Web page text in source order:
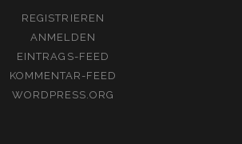
REGISTRIEREN
ANMELDEN
EINTRAGS-FEED
KOMMENTAR-FEED
WORDPRESS.ORG